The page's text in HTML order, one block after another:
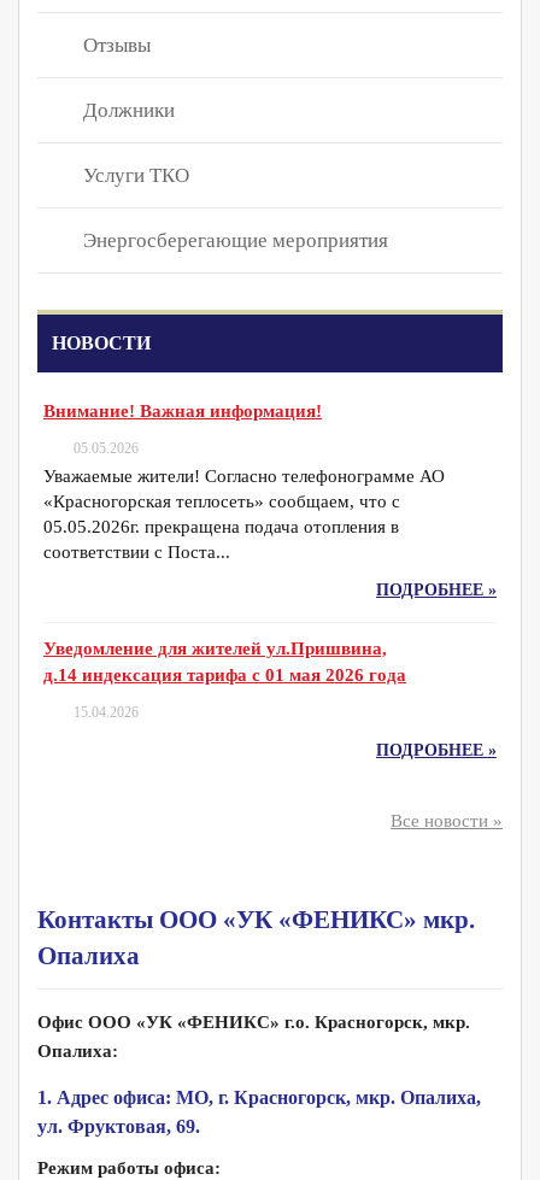
Отзывы
Должники
Услуги ТКО
Энергосберегающие мероприятия
НОВОСТИ
Внимание! Важная информация!
05.05.2026
Уважаемые жители! Согласно телефонограмме АО
«Красногорская теплосеть» сообщаем, что с
05.05.2026г. прекращена подача отопления в
соответствии с Поста...
ПОДРОБНЕЕ »
Уведомление для жителей ул.Пришвина,
д.14 индексация тарифа с 01 мая 2026 года
15.04.2026
ПОДРОБНЕЕ »
Все новости »
Контакты ООО «УК «ФЕНИКС» мкр.
Опалиха
Офис ООО «УК «ФЕНИКС» г.о. Красногорск, мкр.
Опалиха:
1. Адрес офиса: МО, г. Красногорск, мкр. Опалиха,
ул. Фруктовая, 69.
Режим работы офиса: